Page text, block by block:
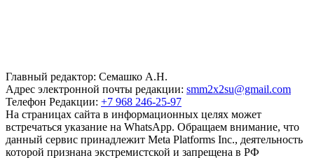
Главный редактор: Семашко А.Н.
Адрес электронной почты редакции: smm2x2su@gmail.com
Телефон Редакции: +7 968 246-25-97
На страницах сайта в информационных целях может
встречаться указание на WhatsApp. Обращаем внимание, что
данный сервис принадлежит Meta Platforms Inc., деятельность
которой признана экстремистской и запрещена в РФ